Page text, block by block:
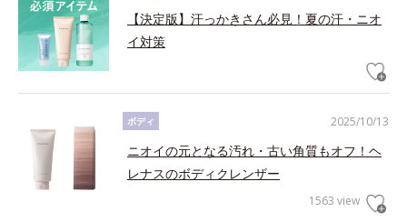
【決定版】汗っかきさん必見！夏の汗・ニオ
イ対策
2025/10/13
ボディ
ニオイの元となる汚れ・古い角質もオフ！ヘ
レナスのボディクレンザー
1563 view